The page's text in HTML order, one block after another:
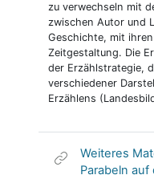
zu verwechseln mit
zwischen Autor und
Geschichte, mit
Zeitgestaltung. Die
der Erzählstrategie,
verschiedener
Erzählens
Weiteres
Parabeln